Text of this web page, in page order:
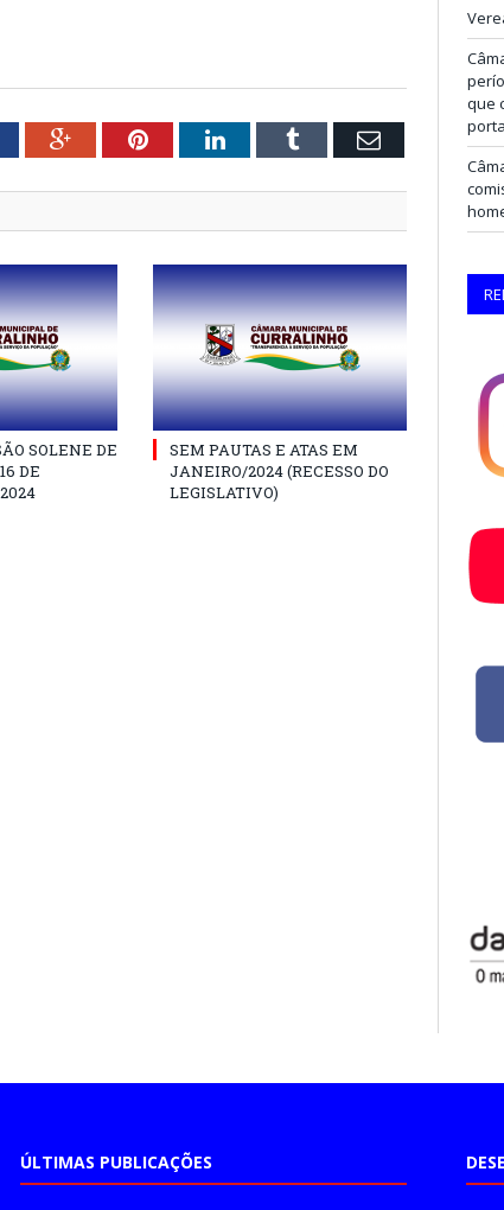
Google+PinterestLinkedInTumblr Email
SOLENE DE
DE
SEM PAUTAS E ATAS EM
JANEIRO/2024 (RECESSO DO
LEGISLATIVO)
que
ÚLTIMAS PUBLICAÇÕES